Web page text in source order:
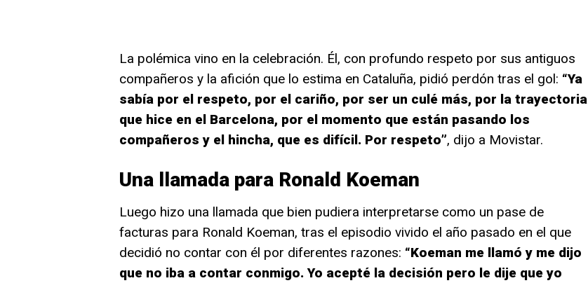
La polémica vino en la celebración. Él, con profundo respeto por sus antiguos
compañeros y la afición que lo estima en Cataluña, pidió perdón tras el gol: “Ya
sabía por el respeto, por el cariño, por ser un culé más, por la trayectoria
que hice en el Barcelona, por el momento que están pasando los
compañeros y el hincha, que es difícil. Por respeto”, dijo a Movistar.
Una llamada para Ronald Koeman
Luego hizo una llamada que bien pudiera interpretarse como un pase de
facturas para Ronald Koeman, tras el episodio vivido el año pasado en el que
decidió no contar con él por diferentes razones: “Koeman me llamó y me dijo
que no iba a contar conmigo. Yo acepté la decisión pero le dije que yo